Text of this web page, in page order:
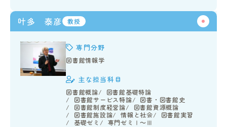
叶多 泰彦 教授
専門分野
図書館情報学
主な担当科目
図書館概論
図書館基礎特論
図書館サービス特論
図書・図書館史
図書館制度経営論
図書館資源概論
図書館施設論
情報と社会
図書館実習
基礎ゼミ
専門ゼミⅠ～Ⅲ